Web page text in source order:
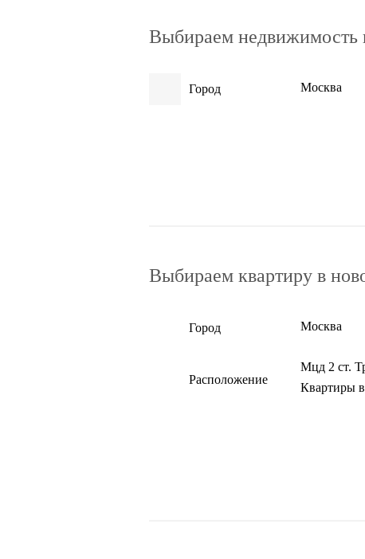
Выбираем недвижимость
Город Москва
Выбираем квартиру в
Город Москва
Расположение
Мцд 2 ст.
Квартиры